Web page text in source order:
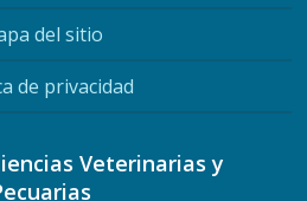
del sitio
de privacidad
Veterinarias y